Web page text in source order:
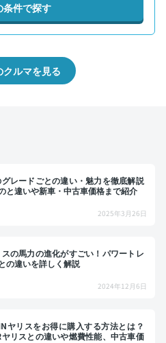
条件で探す
クルマを見る
レードごとの違い・魅力を徹底解説
と違いや新車・中古車価格まで紹介
2025年3月26日
の馬力の進化がすごい！パワートレ
の違いを詳しく解説
2024年12月6日
ヤリスをお得に購入する方法とは？
リスとの違いや燃費性能、中古車価